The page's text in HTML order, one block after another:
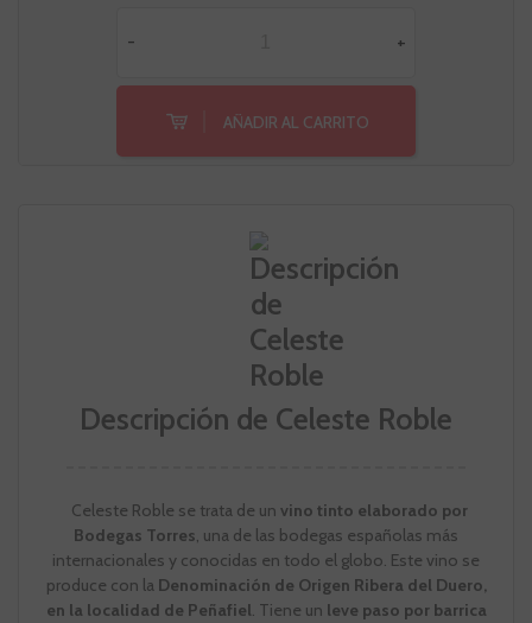
- +
AÑADIR AL CARRITO
Descripción de Celeste Roble
Celeste Roble se trata de un vino tinto elaborado por
Bodegas Torres, una de las bodegas españolas más
internacionales y conocidas en todo el globo. Este vino se
produce con la Denominación de Origen Ribera del Duero,
en la localidad de Peñafiel. Tiene un leve paso por barrica